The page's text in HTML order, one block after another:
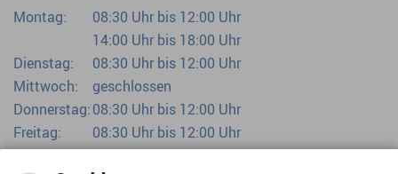
Montag:
08:30 Uhr bis 12:00 Uhr
14:00 Uhr bis 18:00 Uhr
Dienstag:
08:30 Uhr bis 12:00 Uhr
Mittwoch:
geschlossen
Donnerstag:08:30 Uhr bis 12:00 Uhr
Freitag:
08:30 Uhr bis 12:00 Uhr
Bürgerbüro bereits ab 07:00 Uhr